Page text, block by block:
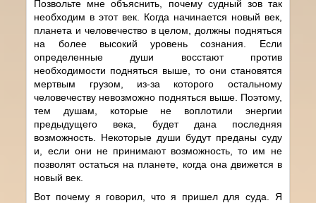
Позвольте мне объяснить, почему судный зов так
необходим в этот век. Когда начинается новый век,
планета и человечество в целом, должны подняться
на более высокий уровень сознания. Если
определенные души восстают против
необходимости подняться выше, то они становятся
мертвым грузом, из-за которого остальному
человечеству невозможно подняться выше. Поэтому,
тем душам, которые не воплотили энергии
предыдущего века, будет дана последняя
возможность. Некоторые души будут преданы суду
и, если они не принимают возможность, то им не
позволят остаться на планете, когда она движется в
новый век.
Вот почему я говорил, что я пришел для суда. Я